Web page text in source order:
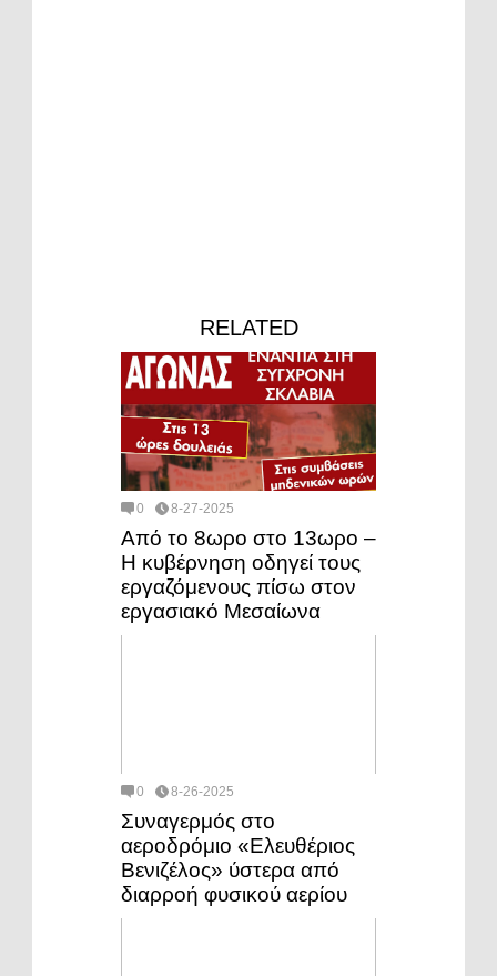
RELATED
0 8-27-2025
Από το 8ωρο στο 13ωρο –
Η κυβέρνηση οδηγεί τους
εργαζόμενους πίσω στον
εργασιακό Μεσαίωνα
0 8-26-2025
Συναγερμός στο
αεροδρόμιο «Ελευθέριος
Βενιζέλος» ύστερα από
διαρροή φυσικού αερίου